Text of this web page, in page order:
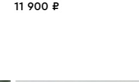
11 900 ₽